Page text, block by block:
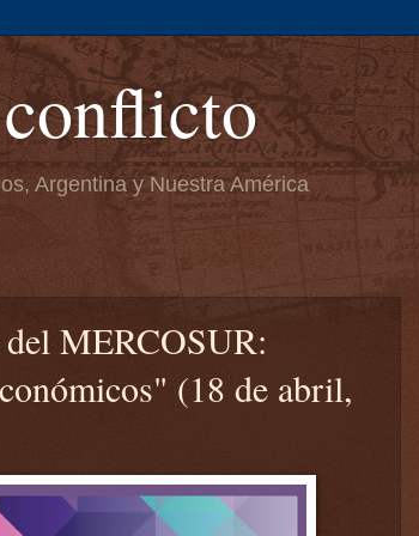
Argentina y Nuestra América
MERCOSUR:
(18 de abril,